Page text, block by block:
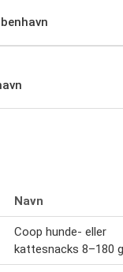
Navn
Coop hunde- eller
kattesnacks 8–180 g